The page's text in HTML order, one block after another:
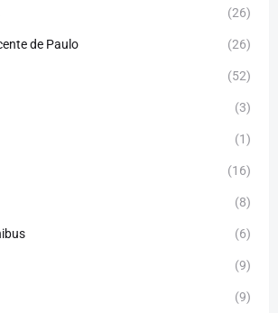
(26)
de Paulo (26)
(52)
(3)
(1)
(16)
(8)
(6)
(9)
(9)